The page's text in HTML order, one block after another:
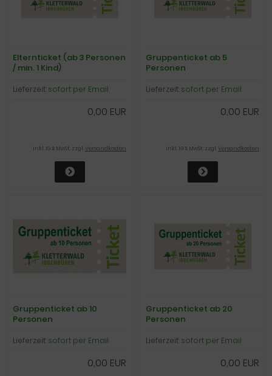
Elternticket (ab 3 Personen
/ min. 1 Kind)
Lieferzeit: sofort per Email
0,00 EUR
inkl. 19 % MwSt. zzgl.Versandkosten
Gruppenticket ab 5
Personen
Lieferzeit: sofort per Email
0,00 EUR
inkl. 19 % MwSt. zzgl.Versandkosten
Gruppenticket ab 10
Personen
Lieferzeit: sofort per Email
0,00 EUR
Gruppenticket ab 20
Personen
Lieferzeit: sofort per Email
0,00 EUR